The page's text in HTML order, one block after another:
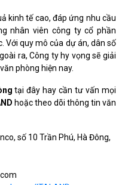
kinh tế cao, đáp ứng nhu cầu
nhân viên công ty cổ phần
Với quy mô của dự án, dân số
ra, Công ty hy vọng sẽ giải
phòng hiện nay.
tại đây hay cần tư vấn mọi
hoặc theo dõi thông tin văn
số 10 Trần Phú, Hà Đông,